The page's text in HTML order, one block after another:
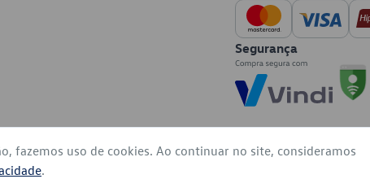
Segurança
fazemos uso de cookies. Ao continuar no site, consideramos
.